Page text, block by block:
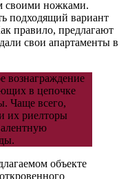
своими ножками.
подходящий вариант
правило, предлагают
свои апартаменты в
вознаграждение
в цепочке
Чаще всего,
их риелторы
объекте